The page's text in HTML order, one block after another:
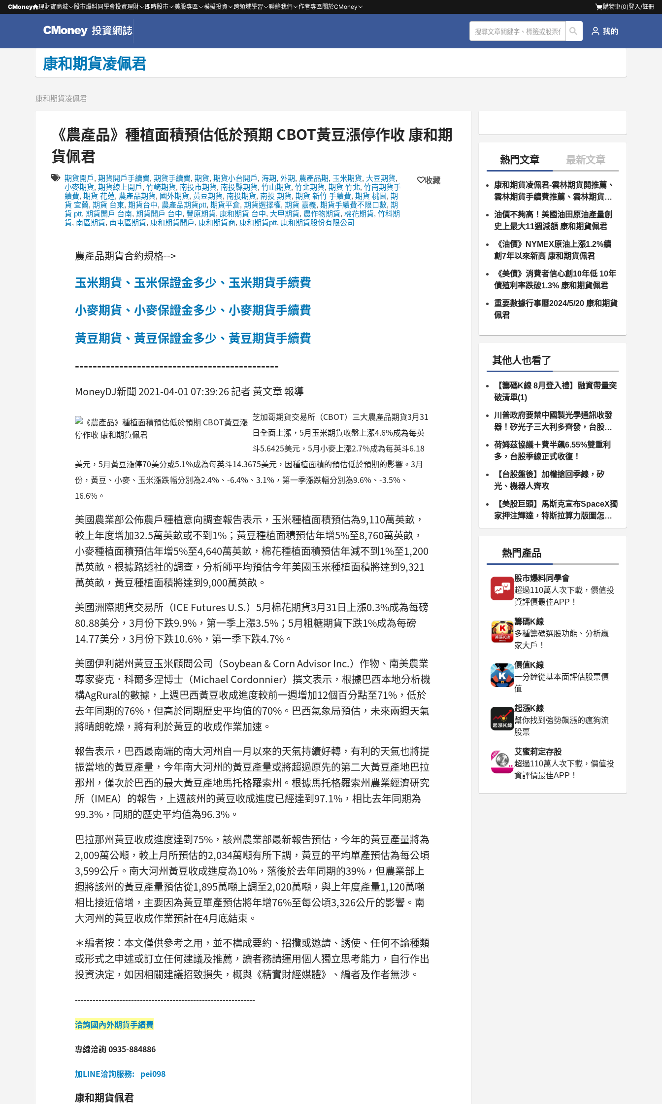
CMoney 理財寶商城 股市爆料同學會投資理財 即時股市 美股專區 模擬投資 跨領域學習 聯絡我們 作者專區關於CMoney 購物車(0)登入/註冊
康和期貨凌佩君
康和期貨凌佩君
《農產品》種植面積預估低於預期 CBOT黃豆漲停作收 康和期
貨佩君
期貨開戶, 期貨開戶手續費, 期貨手續費, 期貨, 期貨小台開戶, 海期, 外期, 農產品期, 玉米期貨, 大豆期貨,
小麥期貨, 期貨線上開戶, 竹崎期貨, 南投市期貨, 南投縣期貨, 竹山期貨, 竹北期貨, 期貨 竹北, 竹南期貨手
續費, 期貨 花蓮, 農產品期貨, 國外期貨, 黃豆期貨, 南投期貨, 南投 期貨, 期貨 新竹 手續費, 期貨 桃園, 期
貨 宜蘭, 期貨 台東, 期貨台中, 農產品期貨ptt, 期貨平倉, 期貨選擇權, 期貨 嘉義, 期貨手續費不限口數, 期
貨 ptt, 期貨開戶 台南, 期貨開戶 台中, 豐原期貨, 康和期貨 台中, 大甲期貨, 農作物期貨, 棉花期貨, 竹科期
貨, 南區期貨, 南屯區期貨, 康和期貨開戶, 康和期貨商, 康和期貨ptt, 康和期貨股份有限公司
收藏
農產品期貨合約規格-->
玉米期貨、玉米保證金多少、玉米期貨手續費
小麥期貨、小麥保證金多少、小麥期貨手續費
黃豆期貨、黃豆保證金多少、黃豆期貨手續費
----------------------------------------------
MoneyDJ新聞 2021-04-01 07:39:26 記者 黃文章 報導
芝加哥期貨交易所（CBOT）三大農產品期貨3月31
日全面上漲，5月玉米期貨收盤上漲4.6%成為每英
斗5.6425美元，5月小麥上漲2.7%成為每英斗6.18
美元，5月黃豆漲停70美分或5.1%成為每英斗14.3675美元，因種植面積的預估低於預期的影響。3月
份，黃豆、小麥、玉米漲跌幅分別為2.4%、-6.4%、3.1%，第一季漲跌幅分別為9.6%、-3.5%、
16.6%。
美國農業部公佈農戶種植意向調查報告表示，玉米種植面積預估為9,110萬英畝，
較上年度增加32.5萬英畝或不到1%；黃豆種植面積預估年增5%至8,760萬英畝，
小麥種植面積預估年增5%至4,640萬英畝，棉花種植面積預估年減不到1%至1,200
萬英畝。根據路透社的調查，分析師平均預估今年美國玉米種植面積將達到9,321
萬英畝，黃豆種植面積將達到9,000萬英畝。
美國洲際期貨交易所（ICE Futures U.S.）5月棉花期貨3月31日上漲0.3%成為每磅
80.88美分，3月份下跌9.9%，第一季上漲3.5%；5月粗糖期貨下跌1%成為每磅
14.77美分，3月份下跌10.6%，第一季下跌4.7%。
美國伊利諾州黃豆玉米顧問公司（Soybean & Corn Advisor Inc.）作物、南美農業
專家麥克．科爾多涅博士（Michael Cordonnier）撰文表示，根據巴西本地分析機
構AgRural的數據，上週巴西黃豆收成進度較前一週增加12個百分點至71%，低於
去年同期的76%，但高於同期歷史平均值的70%。巴西氣象局預估，未來兩週天氣
將晴朗乾燥，將有利於黃豆的收成作業加速。
報告表示，巴西最南端的南大河州自一月以來的天氣持續好轉，有利的天氣也將提
振當地的黃豆產量，今年南大河州的黃豆產量或將超過原先的第二大黃豆產地巴拉
那州，僅次於巴西的最大黃豆產地馬托格羅索州。根據馬托格羅索州農業經濟研究
所（IMEA）的報告，上週該州的黃豆收成進度已經達到97.1%，相比去年同期為
99.3%，同期的歷史平均值為96.3%。
巴拉那州黃豆收成進度達到75%，該州農業部最新報告預估，今年的黃豆產量將為
2,009萬公噸，較上月所預估的2,034萬噸有所下調，黃豆的平均單產預估為每公頃
3,599公斤。南大河州黃豆收成進度為10%，落後於去年同期的39%，但農業部上
週將該州的黃豆產量預估從1,895萬噸上調至2,020萬噸，與上年度產量1,120萬噸
相比接近倍增，主要因為黃豆單產預估將年增76%至每公頃3,326公斤的影響。南
大河州的黃豆收成作業預計在4月底結束。
＊編者按：本文僅供參考之用，並不構成要約、招攬或邀請、誘使、任何不論種類
或形式之申述或訂立任何建議及推薦，讀者務請運用個人獨立思考能力，自行作出
投資決定，如因相關建議招致損失，概與《精實財經媒體》、編者及作者無涉。
-------------------------------------------------------------
洽詢國內外期貨手續費
專線洽詢 0935-884886
加LINE洽詢服務: pei098
康和期貨佩君
康和期貨凌佩君-雲林期貨開推薦、
雲林期貨手續費推薦、雲林期貨營
業員、雲林期貨保證金、雲林康和
期貨開戶
油價不夠高！美國油田原油產量創
史上最大11週減額 康和期貨佩君
《油價》NYMEX原油上漲1.2%續
創7年以來新高 康和期貨佩君
《美債》消費者信心創10年低 10年
債殖利率跌破1.3% 康和期貨佩君
重要數據行事曆2024/5/20 康和期貨
佩君
其他人也看了
【籌碼K線 8月登入禮】融資帶量突
破清單(1)
川普政府要禁中國製光學通訊收發
器！矽光子三大利多齊發，台股供
應鏈同步噴出
荷姆茲協議＋費半飆6.55%雙重利
多，台股季線正式收復！
【台股盤後】加權搶回季線，矽
光、機器人齊攻
【美股巨頭】馬斯克宣布SpaceX獨
家押注輝達，特斯拉算力版圖怎麼
算？
熱門產品
股市爆料同學會
超過110萬人次下載，價值投
資評價最佳APP！
籌碼K線
多種籌碼選股功能、分析贏
家大戶！
價值K線
一分鐘從基本面評估股票價
值
起漲K線
幫你找到強勢飆漲的瘋狗流
股票
艾蜜莉定存股
超過110萬人次下載，價值投
資評價最佳APP！